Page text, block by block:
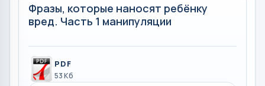
Фразы, которые наносят ребёнку
вред. Часть 1 манипуляции
PDF
53 Кб